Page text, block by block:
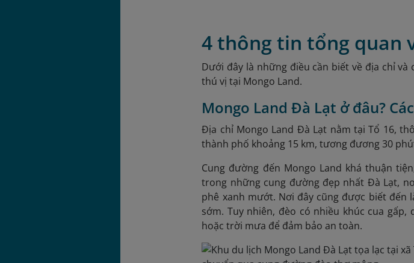
4 thông tin tổng quan
Dưới đây là những điều cần biết về địa chỉ
thú vị tại Mongo Land.
Mongo Land Đà Lạt ở đâu?
Địa chỉ Mongo Land Đà Lạt nằm tại Tổ 16,
thành phố khoảng 15 km, tương đương 30
Cung đường đến Mongo Land khá thuận
trong những cung đường đẹp nhất Đà Lạt,
phê xanh mướt. Nơi đây cũng được biết đến
sớm. Tuy nhiên, đèo có nhiều khúc cua
hoặc trời mưa để đảm bảo an toàn.